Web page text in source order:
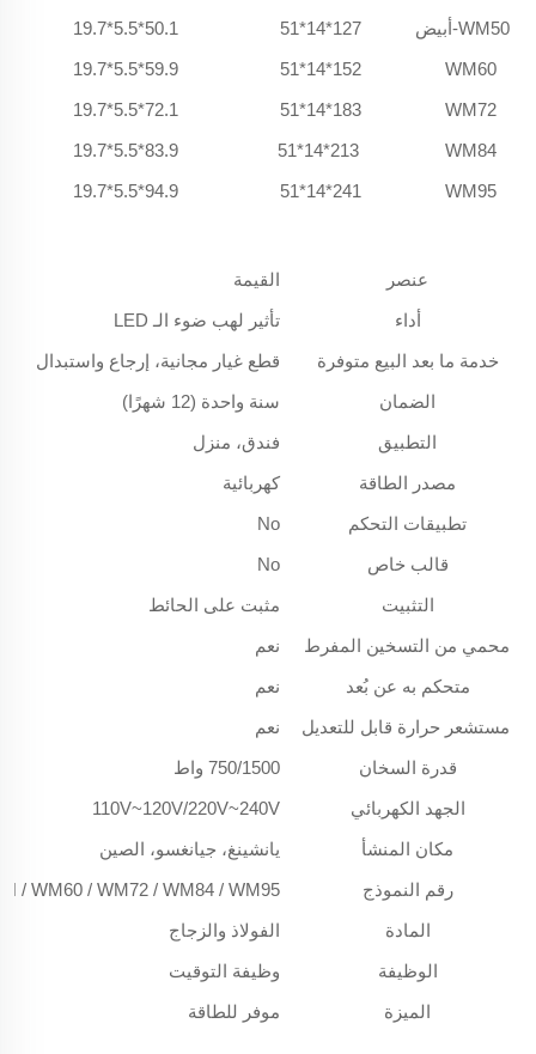
WM50-أبيض
127*14*51
50.1*5.5*19.7
WM60
152*14*51
59.9*5.5*19.7
WM72
183*14*51
72.1*5.5*19.7
WM84
83.9*5.5*19.7
WM95
241*14*51
94.9*5.5*19.7
عنصر
القيمة
أداء
تأثير لهب ضوء الـ LED
خدمة ما بعد البيع متوفرة
قطع غيار مجانية، إرجاع واستبدال
الضمان
سنة واحدة (12 شهرًا)
التطبيق
فندق، منزل
مصدر الطاقة
كهربائية
تطبيقات التحكم
No
قالب خاص
No
التثبيت
مثبت على الحائط
محمي من التسخين المفرط
نعم
متحكم به عن بُعد
نعم
مستشعر حرارة قابل للتعديل
نعم
قدرة السخان
750/1500 واط
الجهد الكهربائي
110V~120V/220V~240V
مكان المنشأ
يانشينغ، جيانغسو، الصين
رقم النموذج
/ WM60 / WM72 / WM84 / WM95
المادة
الفولاذ والزجاج
الوظيفة
وظيفة التوقيت
الميزة
موفر للطاقة